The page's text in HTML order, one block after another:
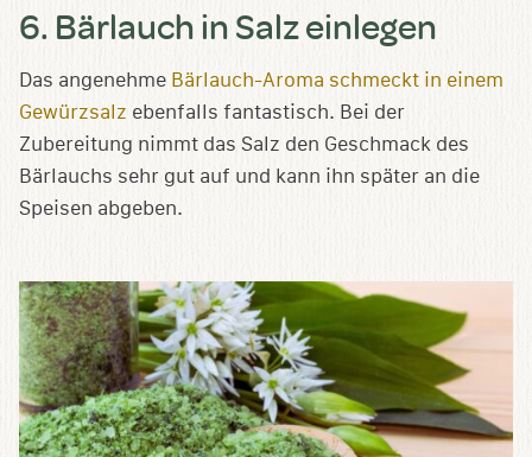
6. Bärlauch in Salz einlegen
Das angenehme Bärlauch-Aroma schmeckt in einem
Gewürzsalz ebenfalls fantastisch. Bei der
Zubereitung nimmt das Salz den Geschmack des
Bärlauchs sehr gut auf und kann ihn später an die
Speisen abgeben.